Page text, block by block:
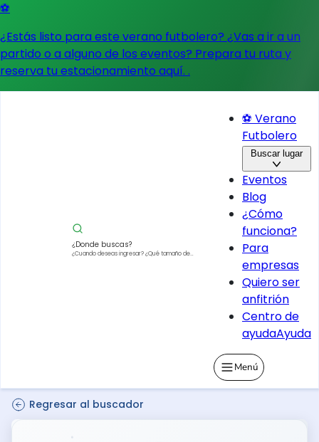
⚽
¿Estás listo para este verano futbolero? ¿Vas a ir a un
partido o a alguno de los eventos? Prepara tu ruta y
reserva tu estacionamiento aquí. .
¿Donde buscas?
¿Cuando deseas ingresar?¿Qué tamaño de
⚽ Verano
Futbolero
Buscar lugar
Eventos
Blog
¿Cómo
funciona?
Para
empresas
Quiero ser
anfitrión
Centro de
ayudaAyuda
Menú
Regresar al buscador